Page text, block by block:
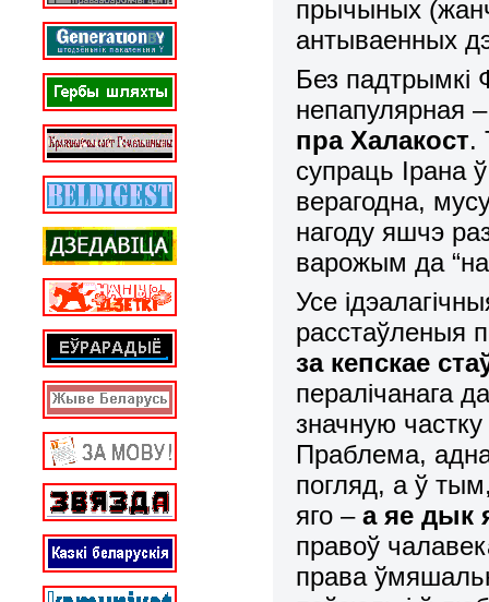
прычыных
антываенных
Без падтрымкі
непапулярная
пра Халакост.
супраць Ірана
верагодна,
нагоду яшчэ
варожым да
Усе
расстаўленыя
за кепскае
пералічанага
значную
Праблема,
погляд, а ў
яго –а яе дык
правоў
права